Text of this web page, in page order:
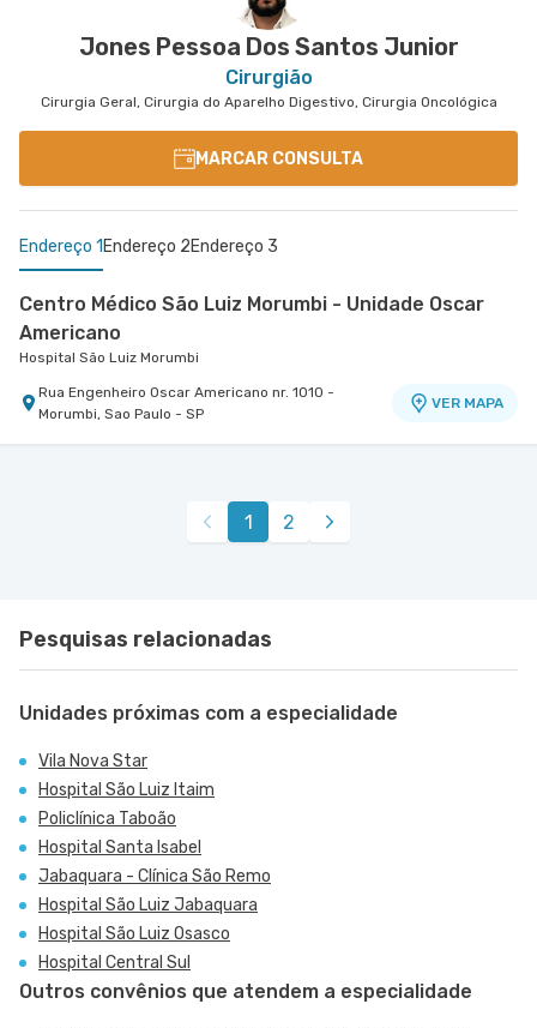
Andar - Tatuape, Sao Paulo - SP
Jones Pessoa Dos Santos Junior
Cirurgião
Cirurgia Geral, Cirurgia do Aparelho Digestivo, Cirurgia Oncológica
MARCAR CONSULTA
Endereço 1 Endereço 2Endereço 3
Centro Médico São Luiz Morumbi - Unidade Oscar
Americano
Hospital São Luiz Morumbi
Rua Engenheiro Oscar Americano nr. 1010 -
Morumbi, Sao Paulo - SP
VER MAPA
Centro Médico Virgínia - Osasco
Rua Virginia Crivilari nr. 334 - Centro, Osasco -
Centro Médico São Luiz Alphaville
Avenida Marcos Penteado de Ulhoa Rodrigues nr.
939 Edificio Jatobá - Torre Ii 1° Andar - Tambore,
1 2
Pesquisas relacionadas
Unidades próximas com a especialidade
Vila Nova Star
Hospital São Luiz Itaim
Policlínica Taboão
Hospital Santa Isabel
Jabaquara - Clínica São Remo
Hospital São Luiz Jabaquara
Hospital São Luiz Osasco
Hospital Central Sul
Outros convênios que atendem a especialidade